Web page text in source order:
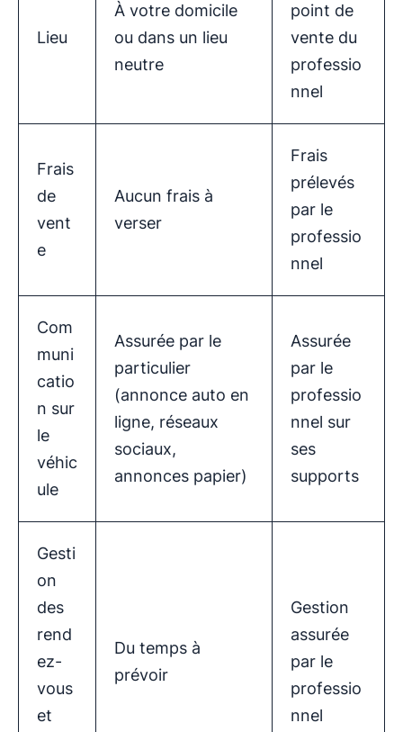
Lieu
À votre domicile
ou dans un lieu
neutre
point de
vente du
professio
nnel
Frais
de
vent
e
Aucun frais à
verser
Frais
prélevés
par le
professio
nnel
Com
muni
catio
n sur
le
véhic
ule
Assurée par le
particulier
(annonce auto en
ligne, réseaux
sociaux,
annonces papier)
Assurée
par le
professio
nnel sur
ses
supports
Gesti
on
des
rend
ez-
vous
et
Du temps à
prévoir
Gestion
assurée
par le
professio
nnel